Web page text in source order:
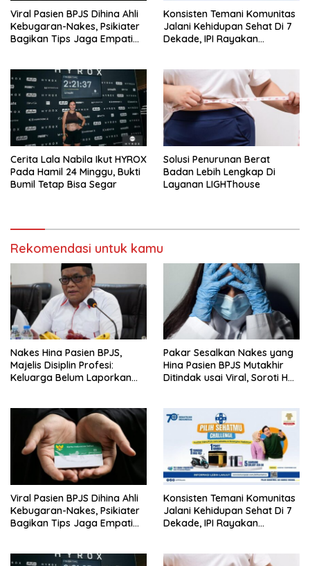
Viral Pasien BPJS Dihina Ahli
Kebugaran-Nakes, Psikiater
Bagikan Tips Jaga Empati
Konsisten Temani Komunitas
Jalani Kehidupan Sehat Di 7
Dekade, IPI Rayakan
Cerita Lala Nabila Ikut HYROX
Pada Hamil 24 Minggu, Bukti
Bumil Tetap Bisa Segar
Solusi Penurunan Berat
Badan Lebih Lengkap Di
Layanan LIGHThouse
Rekomendasi untuk kamu
Nakes Hina Pasien BPJS,
Majelis Disiplin Profesi:
Keluarga Belum Laporkan
Pakar Sesalkan Nakes yang
Hina Pasien BPJS Mutakhir
Ditindak usai Viral, Soroti Hal
Viral Pasien BPJS Dihina Ahli
Kebugaran-Nakes, Psikiater
Bagikan Tips Jaga Empati
Konsisten Temani Komunitas
Jalani Kehidupan Sehat Di 7
Dekade, IPI Rayakan